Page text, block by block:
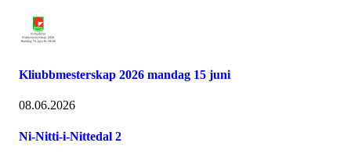
Kliubbmesterskap 2026 mandag 15 juni
08.06.2026
Ni-Nitti-i-Nittedal 2